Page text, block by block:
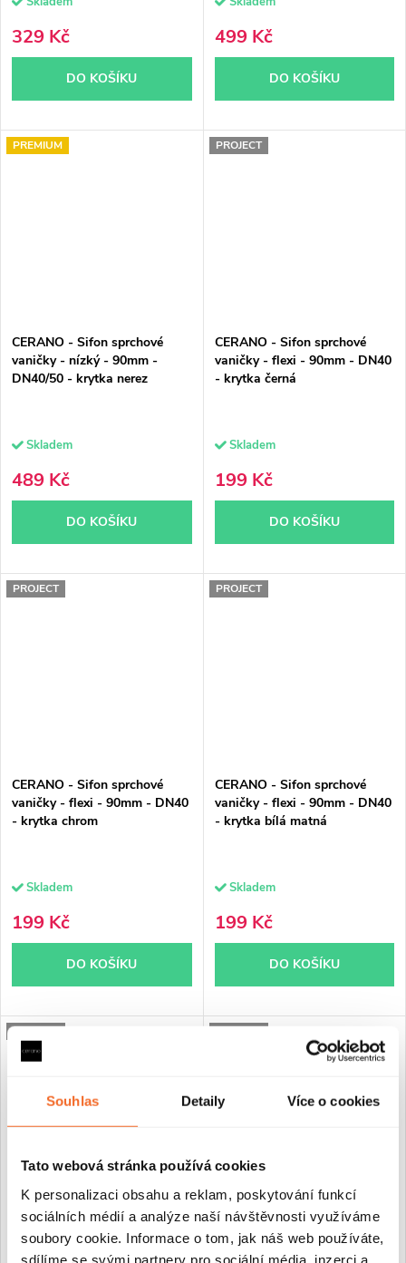
Souhlas Detaily Více o cookies
Tato webová stránka používá cookies
K personalizaci obsahu a reklam, poskytování funkcí
sociálních médií a analýze naší návštěvnosti využíváme
soubory cookie. Informace o tom, jak náš web používáte,
sdílíme se svými partnery pro sociální média, inzerci a
329 Kč
DO KOŠÍKU
499 Kč
DO KOŠÍKU
PREMIUM
CERANO - Sifon sprchové
vaničky - nízký - 90mm -
DN40/50 - krytka nerez
Skladem
489 Kč
DO KOŠÍKU
PROJECT
CERANO - Sifon sprchové
vaničky - flexi - 90mm - DN40
- krytka černá
Skladem
199 Kč
DO KOŠÍKU
PROJECT
CERANO - Sifon sprchové
vaničky - flexi - 90mm - DN40
- krytka chrom
Skladem
199 Kč
DO KOŠÍKU
PROJECT
CERANO - Sifon sprchové
vaničky - flexi - 90mm - DN40
- krytka bílá matná
Skladem
199 Kč
DO KOŠÍKU
PROJECT
CERANO - Redukce 50/40mm,
guma
PROJECT
CERANO - Koleno sifonu
připojovací úhlové -